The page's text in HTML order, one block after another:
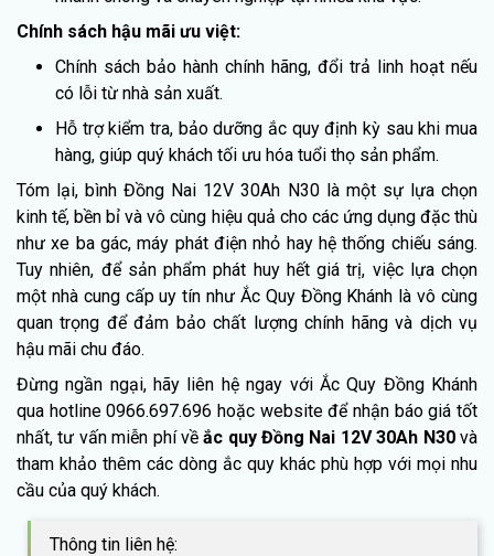
Chính sách hậu mãi ưu việt:
Chính sách bảo hành chính hãng, đổi trả linh hoạt nếu
có lỗi từ nhà sản xuất.
Hỗ trợ kiểm tra, bảo dưỡng ắc quy định kỳ sau khi mua
hàng, giúp quý khách tối ưu hóa tuổi thọ sản phẩm.
Tóm lại, bình Đồng Nai 12V 30Ah N30 là một sự lựa chọn
kinh tế, bền bỉ và vô cùng hiệu quả cho các ứng dụng đặc thù
như xe ba gác, máy phát điện nhỏ hay hệ thống chiếu sáng.
Tuy nhiên, để sản phẩm phát huy hết giá trị, việc lựa chọn
một nhà cung cấp uy tín như Ắc Quy Đồng Khánh là vô cùng
quan trọng để đảm bảo chất lượng chính hãng và dịch vụ
hậu mãi chu đáo.
Đừng ngần ngại, hãy liên hệ ngay với Ắc Quy Đồng Khánh
qua hotline 0966.697.696 hoặc website để nhận báo giá tốt
nhất, tư vấn miễn phí vềắc quy Đồng Nai 12V 30Ah N30và
tham khảo thêm các dòng ắc quy khác phù hợp với mọi nhu
cầu của quý khách.
Thông tin liên hệ: